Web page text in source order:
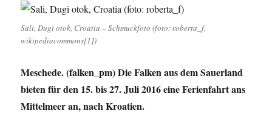
Sali, Dugi otok, Croatia – Schmuckfoto (foto: roberta_f,
wikipediacommons[1])
Meschede. (falken_pm) Die Falken aus dem Sauerland
bieten für den 15. bis 27. Juli 2016 eine Ferienfahrt ans
Mittelmeer an, nach Kroatien.